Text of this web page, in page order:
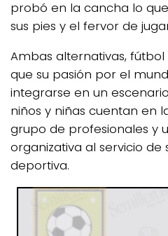
probó en la cancha lo
sus pies y el fervor de
Ambas alternativas,
que su pasión por el
integrarse en un
niños y niñas cuentan en
grupo de profesionales y
organizativa al servicio de
deportiva.